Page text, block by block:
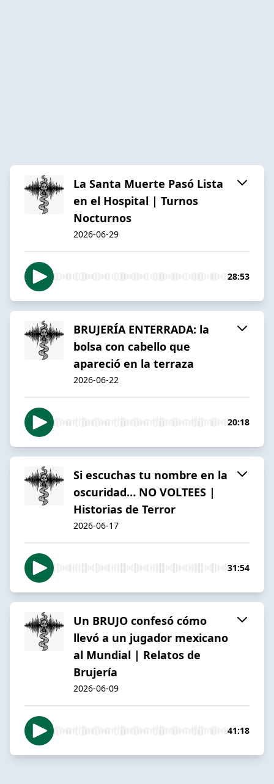
La Santa Muerte Pasó Lista
en el Hospital | Turnos
Nocturnos
2026-06-29
28:53
BRUJERÍA ENTERRADA: la
bolsa con cabello que
apareció en la terraza
2026-06-22
20:18
Si escuchas tu nombre en la
oscuridad… NO VOLTEES |
Historias de Terror
2026-06-17
31:54
Un BRUJO confesó cómo
llevó a un jugador mexicano
al Mundial | Relatos de
Brujería
2026-06-09
41:18